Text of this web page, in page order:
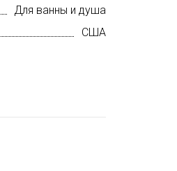
Для ванны и душа
США